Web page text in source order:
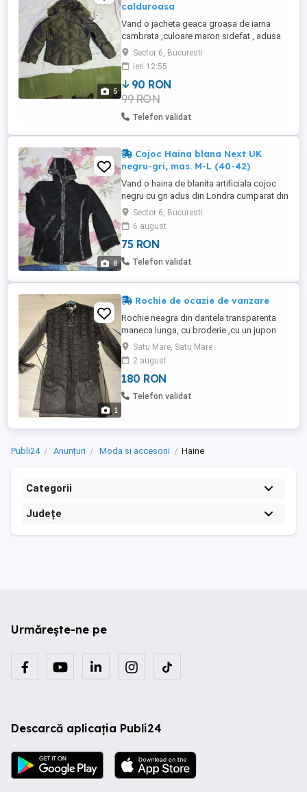
5
calduroasa
Vand o jacheta geaca groasa de iarna
cambrata ,culoare maron sidefat , adusa
din Anglia cumparata din magazinul Next
de acolo , cu umplutura de puf + pene , cu
blanita pe marginea la gluga , cu multiple
buzunare inchise cu fermuar fiecare , ce
vine foarte bine pe corp si foarte
calduroasa perfecta ...
Sector 6, Bucuresti
ieri 12:55
90 RON
99 RON
Telefon validat
8
Cojoc Haina blana Next UK
negru-gri, mas. M-L (40-42)
Vand o haina de blanita artificiala cojoc
negru cu gri adus din Londra cumparat din
magazinul Next de acolo , foarte comod
si calduros, perfect pentru vremea rece
pentru orice eveniment , la munca , la
scoala, sau oriunde doriti sa mergeti,
acest cojoc in combinatie cu un pulover
Sector 6, Bucuresti
6 august
75 RON
Telefon validat
1
Rochie de ocazie de vanzare
Rochie neagra din dantela transparenta
maneca lunga, cu broderie ,cu un jupon
din saten cu bretele subrtiri separat de
rocchie sub dantela,purtata o singura data
marimea 42 44 L- pret 150 ron ESTE CU O
LUNGIME DE la cu o palma deasupra
genunchilor
Satu Mare, Satu Mare
2 august
180 RON
Telefon validat
Publi24 Anunțuri Moda si accesorii Haine
Categorii
Județe
Urmărește-ne pe
Descarcă aplicația Publi24